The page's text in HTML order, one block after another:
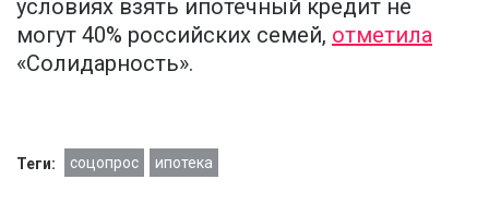
условиях взять ипотечный кредит не
могут 40% российских семей, отметила
«Солидарность».
Теги: соцопрос ипотека